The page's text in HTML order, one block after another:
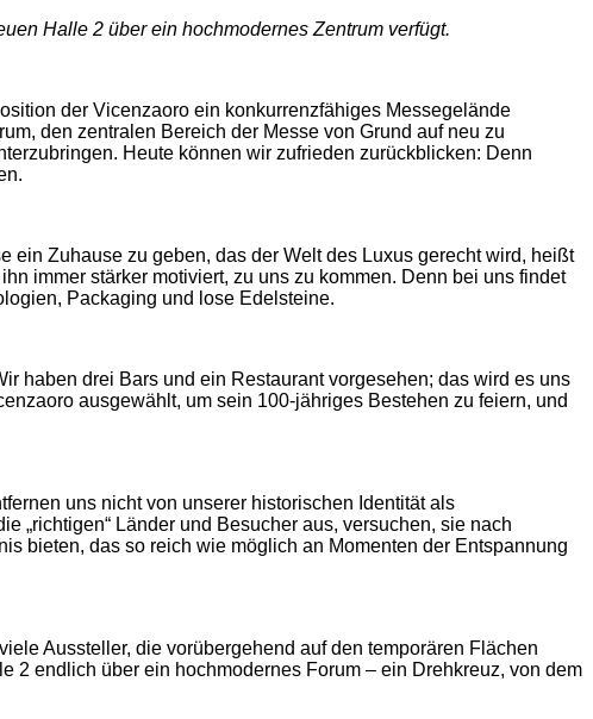
Halle 2 über ein hochmodernes Zentrum verfügt.
der Vicenzaoro ein konkurrenzfähiges Messegelände
den zentralen Bereich der Messe von Grund auf neu zu
Heute können wir zufrieden zurückblicken: Denn
ein Zuhause zu geben, das der Welt des Luxus gerecht wird, heißt
immer stärker motiviert, zu uns zu kommen. Denn bei uns findet
Packaging und lose Edelsteine.
haben drei Bars und ein Restaurant vorgesehen; das wird es uns
ausgewählt, um sein 100-jähriges Bestehen zu feiern, und
uns nicht von unserer historischen Identität als
„richtigen“ Länder und Besucher aus, versuchen, sie nach
bieten, das so reich wie möglich an Momenten der Entspannung
Aussteller, die vorübergehend auf den temporären Flächen
2 endlich über ein hochmodernes Forum – ein Drehkreuz, von dem